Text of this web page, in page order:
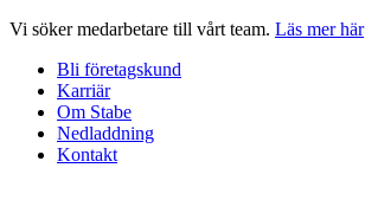
Hoppa
innehåll
Vi söker medarbetare till vårt team. Läs mer här
Bli företagskund
Karriär
Om Stabe
Nedladdning
Kontakt